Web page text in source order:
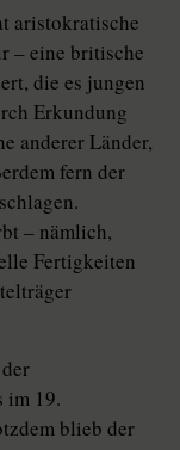
aristokratische
– eine britische
die es jungen
Erkundung
anderer Länder,
fern der
– nämlich,
Fertigkeiten
im 19.
blieb der